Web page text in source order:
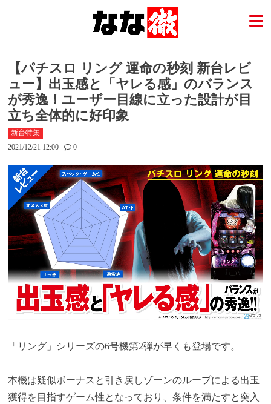
【パチスロ リング 運命の秒刻 新台レビ
ュー】出玉感と「ヤレる感」のバランス
が秀逸！ユーザー目線に立った設計が目
立ち全体的に好印象
新台特集
2021/12/21 12:00
0
「リング」シリーズの6号機第2弾が早くも登場です。
本機は疑似ボーナスと引き戻しゾーンのループによる出玉
獲得を目指すゲーム性となっており、条件を満たすと突入